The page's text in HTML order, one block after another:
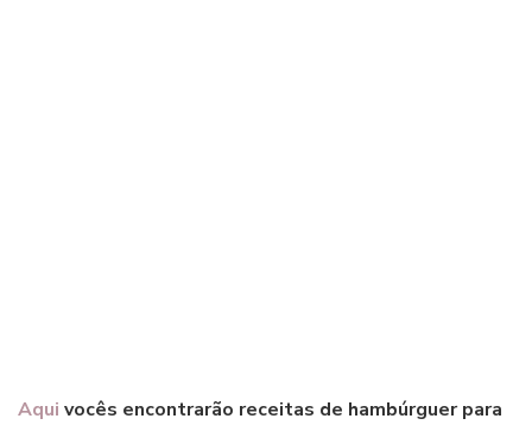
Aqui vocês encontrarão receitas de hambúrguer para